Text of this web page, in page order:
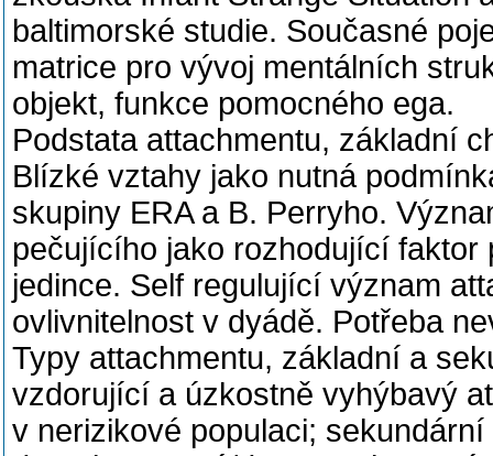
baltimorské studie. Současné
matrice pro vývoj mentálních
objekt, funkce pomocného ega.
Podstata attachmentu, základní
Blízké vztahy jako nutná
skupiny ERA a B. Perryho.
pečujícího jako rozhodující faktor
jedince. Self regulující význam
ovlivnitelnost v dyádě. Potřeba
Typy attachmentu, základní a
vzdorující a úzkostně vyhýbavý
v nerizikové populaci;